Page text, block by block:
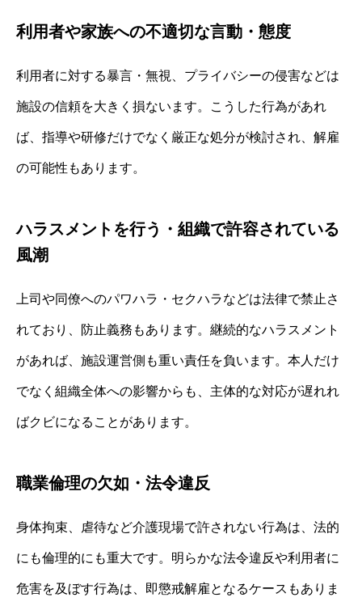
利用者や家族への不適切な言動・態度
利用者に対する暴言・無視、プライバシーの侵害などは
施設の信頼を大きく損ないます。こうした行為があれ
ば、指導や研修だけでなく厳正な処分が検討され、解雇
の可能性もあります。
ハラスメントを行う・組織で許容されている
風潮
上司や同僚へのパワハラ・セクハラなどは法律で禁止さ
れており、防止義務もあります。継続的なハラスメント
があれば、施設運営側も重い責任を負います。本人だけ
でなく組織全体への影響からも、主体的な対応が遅れれ
ばクビになることがあります。
職業倫理の欠如・法令違反
身体拘束、虐待など介護現場で許されない行為は、法的
にも倫理的にも重大です。明らかな法令違反や利用者に
危害を及ぼす行為は、即懲戒解雇となるケースもありま